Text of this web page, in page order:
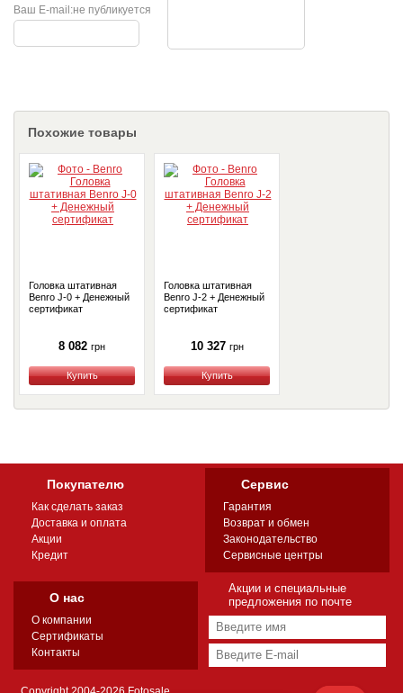
не публикуется
Ваш E-mail:
Похожие товары
Головка штативная
Benro J-0 + Денежный
сертификат
8 082 грн
Купить
Головка штативная
Benro J-2 + Денежный
сертификат
10 327 грн
Купить
Покупателю
Как сделать заказ
Доставка и оплата
Акции
Кредит
Сервис
Гарантия
Возврат и обмен
Законодательство
Сервисные центры
О нас
О компании
Сертификаты
Контакты
Акции и специальные
предложения по почте